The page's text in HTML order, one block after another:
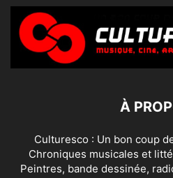
À
Culturesco : Un bon coup
Chroniques musicales et
Peintres, bande dessinée,